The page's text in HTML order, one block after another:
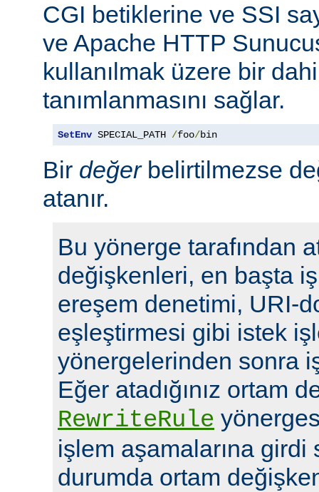
CGI betiklerine ve SSI
ve Apache HTTP
kullanılmak üzere bir
tanımlanmasını sağlar.
SetEnv SPECIAL_PATH /foo/bin
Bir değerbelirtilmezse
atanır.
Bu yönerge tarafından
değişkenleri, en başta
ereşem denetimi, URI-
eşleştirmesi gibi istek
yönergelerinden sonra
Eğer atadığınız ortam
RewriteRule
işlem aşamalarına girdi
durumda ortam